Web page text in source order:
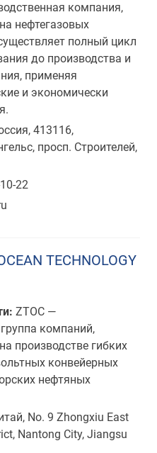
компания,
нефтегазовых
полный цикл
до производства и
применяя
и экономически
413116,
просп. Строителей,
22
TECHNOLOGY
ZTOC —
компаний,
производстве гибких
конвейерных
нефтяных
No. 9 Zhongxiu East
Nantong City, Jiangsu